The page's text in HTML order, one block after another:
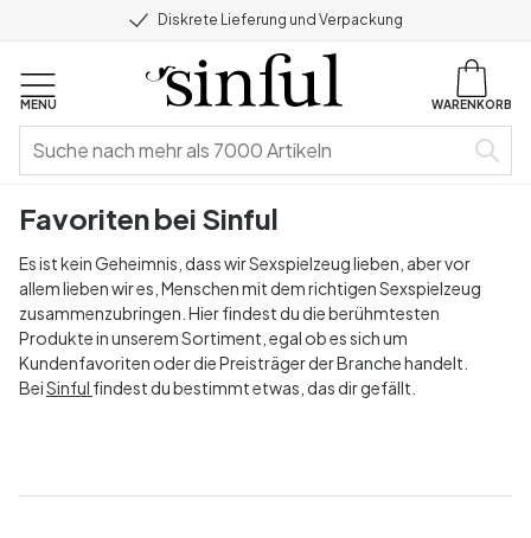
Diskrete Lieferung und Verpackung
MENU WARENKORB
Favoriten bei Sinful
Es ist kein Geheimnis, dass wir Sexspielzeug lieben, aber vor
allem lieben wir es, Menschen mit dem richtigen Sexspielzeug
zusammenzubringen. Hier findest du die berühmtesten
Produkte in unserem Sortiment, egal ob es sich um
Kundenfavoriten oder die Preisträger der Branche handelt.
BeiSinful findest du bestimmt etwas, das dir gefällt.